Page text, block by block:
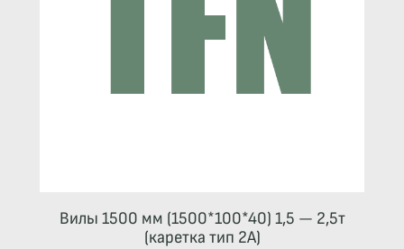
Вилы 1500 мм (1500*100*40) 1,5 — 2,5т
(каретка тип 2A)